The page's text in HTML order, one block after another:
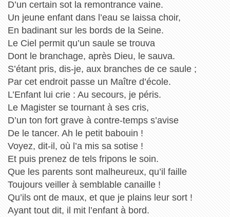
D’un certain sot la remontrance vaine.
Un jeune enfant dans l’eau se laissa choir,
En badinant sur les bords de la Seine.
Le Ciel permit qu’un saule se trouva
Dont le branchage, après Dieu, le sauva.
S’étant pris, dis-je, aux branches de ce saule ;
Par cet endroit passe un Maître d’école.
L’Enfant lui crie : Au secours, je péris.
Le Magister se tournant à ses cris,
D’un ton fort grave à contre-temps s’avise
De le tancer. Ah le petit babouin !
Voyez, dit-il, où l’a mis sa sotise !
Et puis prenez de tels fripons le soin.
Que les parents sont malheureux, qu’il faille
Toujours veiller à semblable canaille !
Qu’ils ont de maux, et que je plains leur sort !
Ayant tout dit, il mit l’enfant à bord.